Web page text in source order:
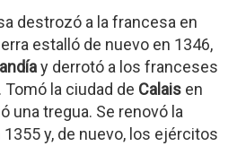
destrozó a la francesa en
estalló de nuevo en 1346,
y derrotó a los franceses
. Tomó la ciudad de Calais en
una tregua. Se renovó la
y, de nuevo, los ejércitos